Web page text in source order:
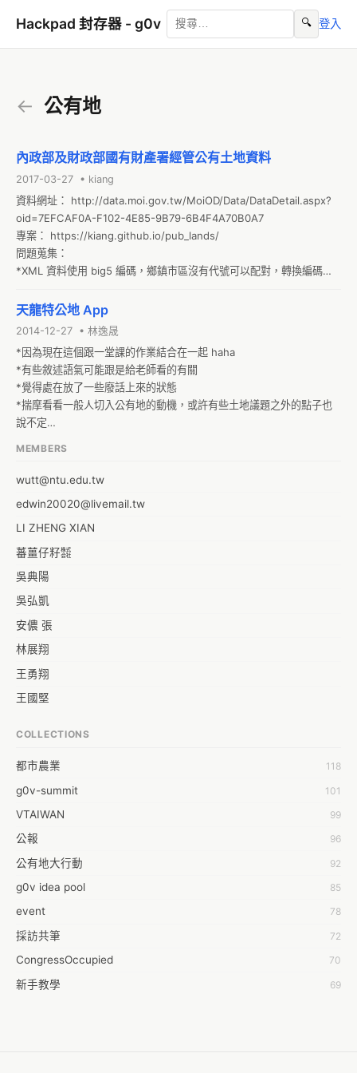
Hackpad 封存器 - g0v 🔍 登入
← 公有地
內政部及財政部國有財產署經管公有土地資料
2017-03-27 • kiang
資料網址： http://data.moi.gov.tw/MoiOD/Data/DataDetail.aspx?
oid=7EFCAF0A-F102-4E85-9B79-6B4F4A70B0A7
專案： https://kiang.github.io/pub_lands/
問題蒐集：
*XML 資料使用 big5 編碼，鄉鎮市區沒有代號可以配對，轉換編碼後
*嘉義市的鄉鎮市區欄位一樣填嘉義市，新竹市一樣情況
天龍特公地 App
2014-12-27 • 林逸晟
*因為現在這個跟一堂課的作業結合在一起 haha
*有些敘述語氣可能跟是給老師看的有關
*覺得處在放了一些廢話上來的狀態
*揣摩看看一般人切入公有地的動機，或許有些土地議題之外的點子也
說不定
MEMBERS
wutt@ntu.edu.tw
edwin20020@livemail.tw
LI ZHENG XIAN
蕃薑仔籽㍿
吳典陽
吳弘凱
安儂 張
林展翔
王勇翔
王國堅
蒼時弦也
袁乾鑫
陳泰澄
&#35377;&#24646;&#33287;
-work aeola
0.0
100004224394929@facebook.com
1001000
108級醫三牙二
108���������������������������A������������
COLLECTIONS
都市農業 118
g0v-summit 101
VTAIWAN 99
公報 96
公有地大行動 92
g0v idea pool 85
event 78
採訪共筆 72
CongressOccupied 70
新手教學 69